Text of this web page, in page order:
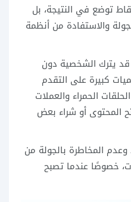
توضع في النتيجة، بل
والاستفادة من أنظمة
قد يترك الشخصية دون
كبيرة على التقدم
الحمراء والعملات
المحتوى أو شراء بعض
وعدم المخاطرة بالجولة من
خصوصًا عندما تصبح